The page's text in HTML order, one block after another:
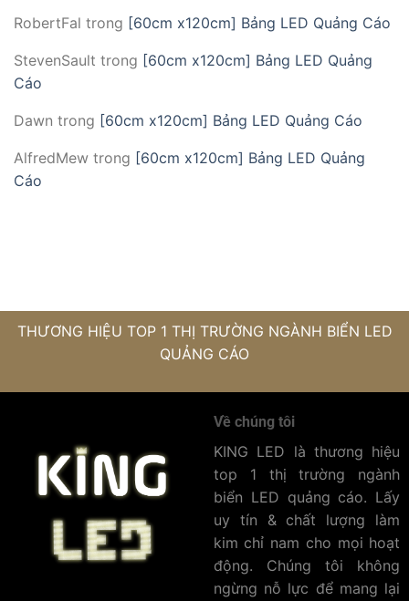
RobertFal trong [60cm x120cm] Bảng LED Quảng Cáo
StevenSault trong [60cm x120cm] Bảng LED Quảng
Cáo
Dawn trong [60cm x120cm] Bảng LED Quảng Cáo
AlfredMew trong [60cm x120cm] Bảng LED Quảng
Cáo
THƯƠNG HIỆU TOP 1 THỊ TRƯỜNG NGÀNH BIỂN LED
QUẢNG CÁO
Về chúng tôi
KING LED là thương hiệu
top 1 thị trường ngành
biển LED quảng cáo. Lấy
uy tín & chất lượng làm
kim chỉ nam cho mọi hoạt
động. Chúng tôi không
ngừng nỗ lực để mang lại